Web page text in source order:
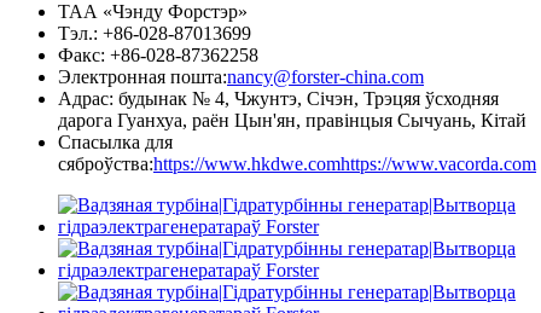
ТАА «Чэнду Форстэр»
Тэл.: +86-028-87013699
Факс: +86-028-87362258
Электронная пошта:nancy@forster-china.com
Адрас: будынак № 4, Чжунтэ, Січэн, Трэцяя ўсходняя
дарога Гуанхуа, раён Цын'ян, правінцыя Сычуань, Кітай
Спасылка для
сяброўства:https://www.hkdwe.comhttps://www.vacorda.com